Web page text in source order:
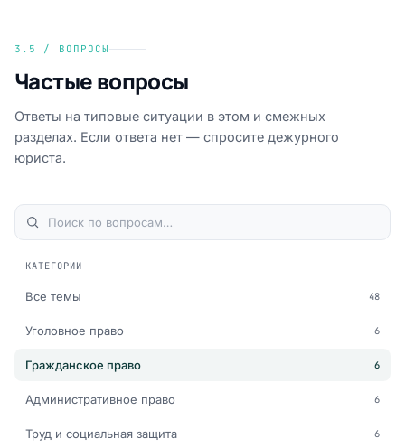
3.5 / ВОПРОСЫ
Частые вопросы
Ответы на типовые ситуации в этом и смежных
разделах. Если ответа нет — спросите дежурного
юриста.
КАТЕГОРИИ
Все темы 48
Уголовное право 6
Гражданское право 6
Административное право 6
Труд и социальная защита 6